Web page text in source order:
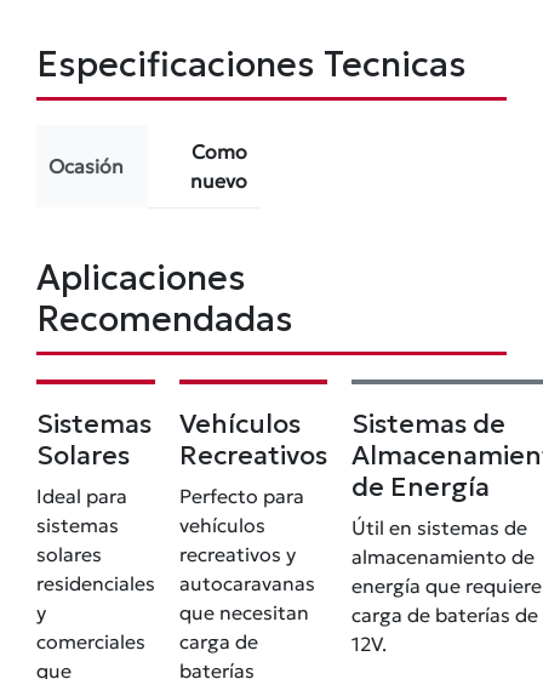
Especificaciones Tecnicas
Ocasión
Como
nuevo
Aplicaciones
Recomendadas
Sistemas
Solares
Ideal para
sistemas
solares
residenciales
y
comerciales
que
Vehículos
Recreativos
Perfecto para
vehículos
recreativos y
autocaravanas
que necesitan
carga de
baterías
Sistemas de
de Energía
Útil en sistemas de
almacenamiento de
energía que
carga de baterías de
12V.